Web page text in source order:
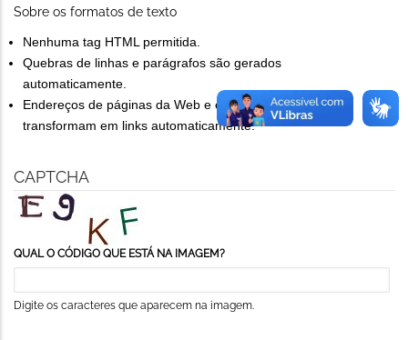
Sobre os formatos de texto
Nenhuma tag HTML permitida.
Quebras de linhas e parágrafos são gerados
automaticamente.
Endereços de páginas da Web e endereços de e-mail se
transformam em links automaticamente.
CAPTCHA
QUAL O CÓDIGO QUE ESTÁ NA IMAGEM?
Digite os caracteres que aparecem na imagem.